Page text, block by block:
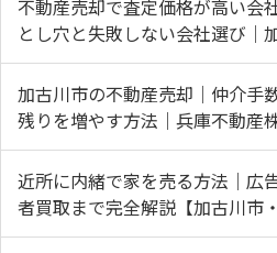
不動産売却で査定価格が高い会
とし穴と失敗しない会社選び｜
加古川市の不動産売却｜仲介手
残りを増やす方法｜兵庫不動産
近所に内緒で家を売る方法｜広
者買取まで完全解説【加古川市